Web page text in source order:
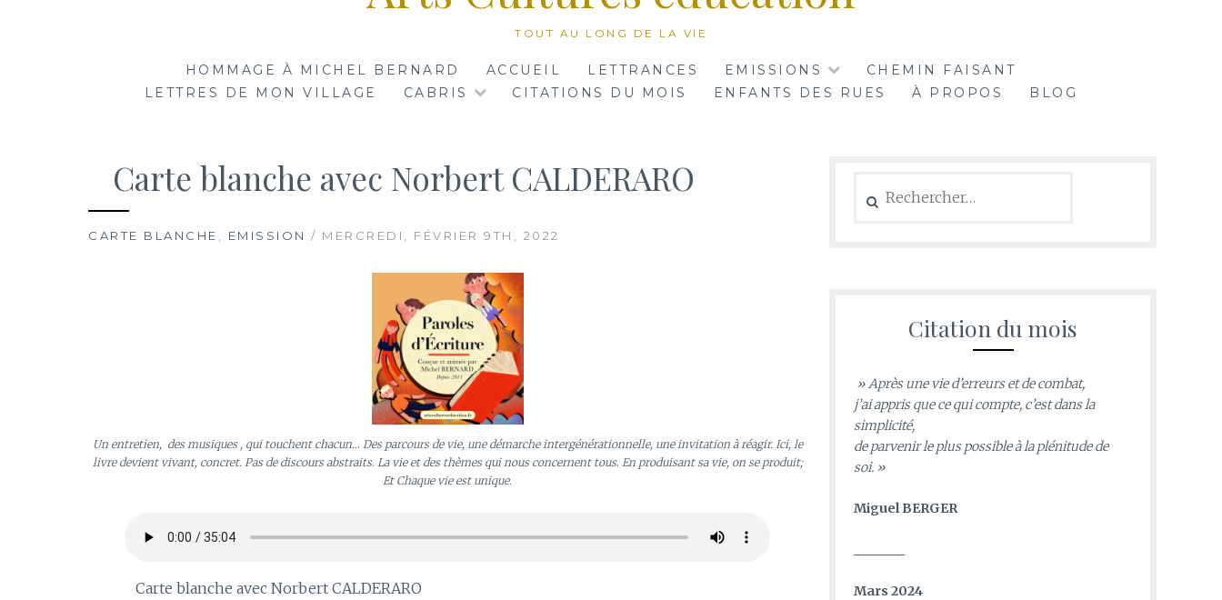
TOUT AU LONG DE LA VIE
HOMMAGE À MICHEL BERNARD ACCUEIL LETTRANCES EMISSIONS
CHEMIN FAISANT
LETTRES DE MON VILLAGE
CABRIS CITATIONS DU MOIS ENFANTS DES RUES À PROPOS BLOG
Carte blanche avec Norbert CALDERARO
CARTE BLANCHE EMISSION / MERCREDI, FÉVRIER 9TH, 2022
Un entretien, des musiques , qui touchent chacun... Des parcours de vie, une démarche intergénérationnelle, une invitation à réagir. Ici, le
livre devient vivant, concret. Pas de discours abstraits. La vie et des thèmes qui nous concernent tous. En produisant sa vie, on se produit;
Et Chaque vie est unique.
Carte blanche avec Norbert CALDERARO
Citation du mois
» Après une vie d’erreurs et de combat,
j’ai appris que ce qui compte, c’est dans la
simplicité,
de parvenir le plus possible à la plénitude de
soi. »
Miguel BERGER
Mars 2024